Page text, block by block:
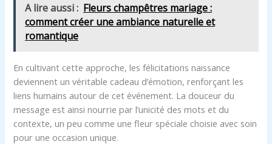
A lire aussi : Fleurs champêtres mariage :
comment créer une ambiance naturelle et
romantique
En cultivant cette approche, les félicitations naissance
deviennent un véritable cadeau d’émotion, renforçant les
liens humains autour de cet événement. La douceur du
message est ainsi nourrie par l’unicité des mots et du
contexte, un peu comme une fleur spéciale choisie avec soin
pour une occasion unique.